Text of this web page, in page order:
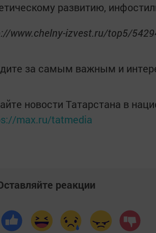
развитию,
www.chelny-izvest.ru/top5/
за самым важным и
новости Татарстана в
max.ru/tatmedia
реакции